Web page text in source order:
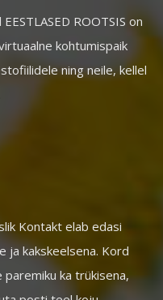
ROOTSIS on
kohtumispaik
ning neile, kellel
Kontakt elab edasi
ja kakskeelsena. Kord
ka trükisena,